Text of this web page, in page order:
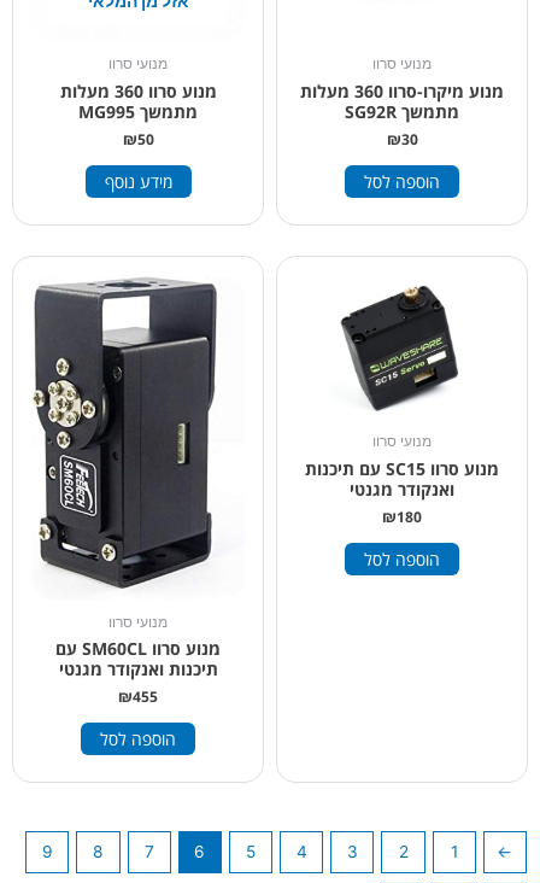
מנועי סרוו
מנוע מיקרו-סרוו 360 מעלות
מתמשך SG92R
₪30
הוספה לסל
מנועי סרוו
מנוע סרוו 360 מעלות
מתמשך MG995
₪50
מידע נוסף
מנועי סרוו
מנוע סרוו SC15 עם תיכנות
ואנקודר מגנטי
₪180
הוספה לסל
מנועי סרוו
מנוע סרוו SM60CL עם
תיכנות ואנקודר מגנטי
₪455
הוספה לסל
→
1
2
3
4
5
6
7
8
9